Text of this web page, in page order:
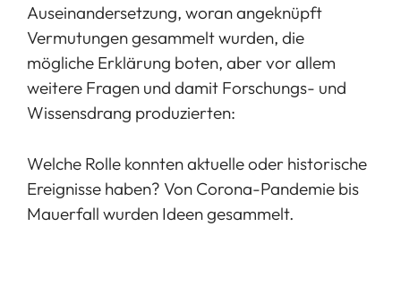
Auseinandersetzung, woran angeknüpft
Vermutungen gesammelt wurden, die
mögliche Erklärung boten, aber vor allem
weitere Fragen und damit Forschungs- und
Wissensdrang produzierten:
Welche Rolle konnten aktuelle oder historische
Ereignisse haben? Von Corona-Pandemie bis
Mauerfall wurden Ideen gesammelt.